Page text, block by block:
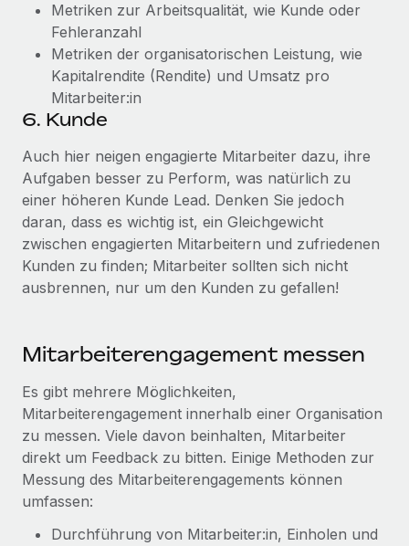
Metriken zur Arbeitsqualität, wie Kunde oder
Fehleranzahl
Metriken der organisatorischen Leistung, wie
Kapitalrendite (Rendite) und Umsatz pro
Mitarbeiter:in
6. Kunde
Auch hier neigen engagierte Mitarbeiter dazu, ihre
Aufgaben besser zu Perform, was natürlich zu
einer höheren Kunde Lead. Denken Sie jedoch
daran, dass es wichtig ist, ein Gleichgewicht
zwischen engagierten Mitarbeitern und zufriedenen
Kunden zu finden; Mitarbeiter sollten sich nicht
ausbrennen, nur um den Kunden zu gefallen!
Mitarbeiterengagement messen
Es gibt mehrere Möglichkeiten,
Mitarbeiterengagement innerhalb einer Organisation
zu messen. Viele davon beinhalten, Mitarbeiter
direkt um Feedback zu bitten. Einige Methoden zur
Messung des Mitarbeiterengagements können
umfassen:
Durchführung von Mitarbeiter:in, Einholen und